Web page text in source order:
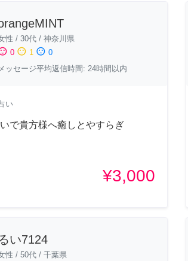
性 / 30代 / 神奈川県
0 sentiment_neutral 1 sentiment_dissatisfied 0
メッセージ平均返信時間: 24時間以内
い
いで貴方様へ癒しとやすらぎ
¥3,000
い7124
性 / 50代 / 千葉県